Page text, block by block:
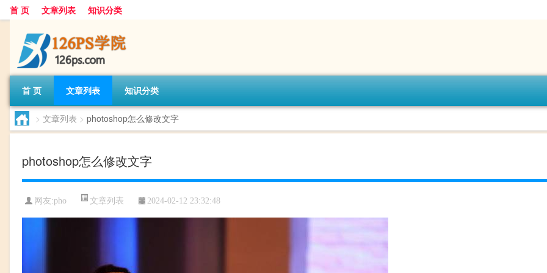
首 页 文章列表 知识分类
首 页 文章列表 知识分类
> 文章列表 > photoshop怎么修改文字
photoshop怎么修改文字
网友:pho 文章列表 2024-02-12 23:32:48